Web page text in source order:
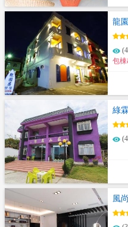
龍
包
綠
風